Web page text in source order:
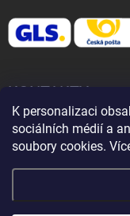
K personalizaci
sociálních médií a
soubory cookies.
KONTAKTY
📧info@adventurelife.cz